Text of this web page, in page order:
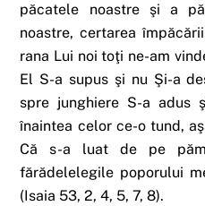
păcatele noastre şi a
noastre, certarea
rana Lui noi toţi ne-am
El S-a supus şi nu Şi-a
spre junghiere S-a
înaintea celor ce-o tund,
Că s-a luat de pe
fărădelelegile poporului
(Isaia 53, 2, 4, 5, 7, 8).